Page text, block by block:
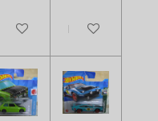
Verfügbarkeit
In den